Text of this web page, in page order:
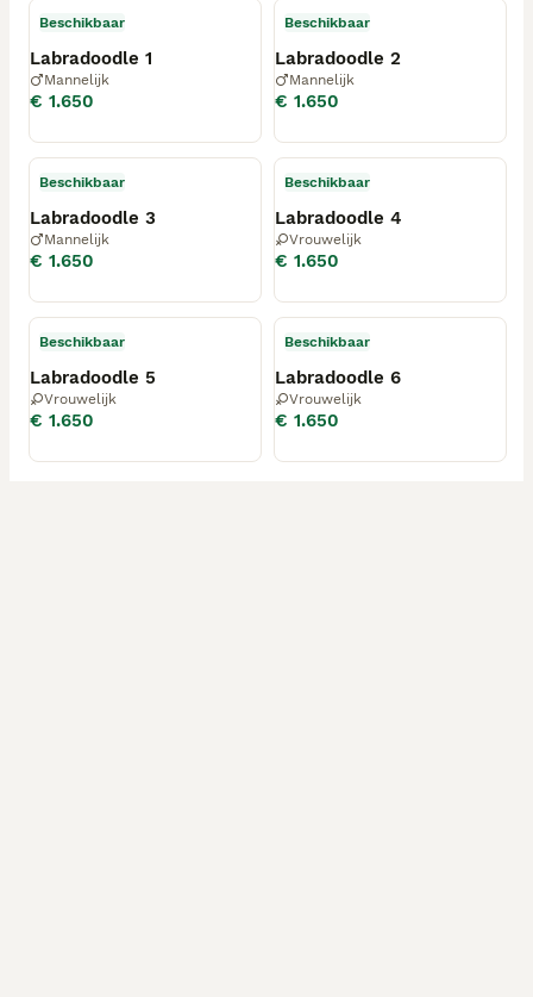
Beschikbaar
Labradoodle 1
Mannelijk
€ 1.650
Beschikbaar
Labradoodle 2
Mannelijk
€ 1.650
Beschikbaar
Labradoodle 3
Mannelijk
€ 1.650
Beschikbaar
Labradoodle 4
Vrouwelijk
€ 1.650
Beschikbaar
Labradoodle 5
Vrouwelijk
€ 1.650
Beschikbaar
Labradoodle 6
Vrouwelijk
€ 1.650